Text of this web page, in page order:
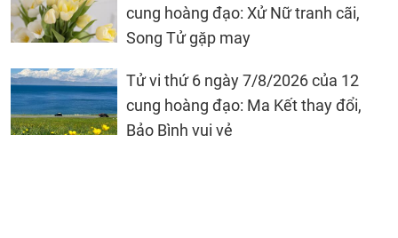
cung hoàng đạo: Xử Nữ tranh cãi,
Song Tử gặp may
Tử vi thứ 6 ngày 7/8/2026 của 12
cung hoàng đạo: Ma Kết thay đổi,
Bảo Bình vui vẻ